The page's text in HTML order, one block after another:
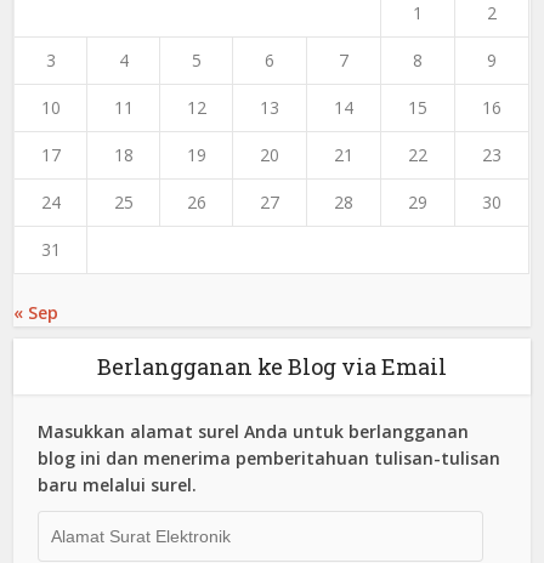
1 2
3 4 5 6 7 8 9
10 11 12 13 14 15 16
17 18 19 20 21 22 23
24 25 26 27 28 29 30
31
« Sep
Berlangganan ke Blog via Email
Masukkan alamat surel Anda untuk berlangganan
blog ini dan menerima pemberitahuan tulisan-tulisan
baru melalui surel.
Surat